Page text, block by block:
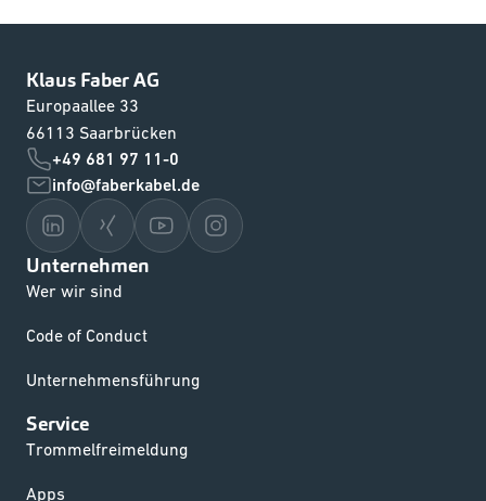
Klaus Faber AG
Europaallee 33
66113 Saarbrücken
+49 681 97 11-0
info@faberkabel.de
Unternehmen
Wer wir sind
Code of Conduct
Unternehmensführung
Service
Trommelfreimeldung
Apps